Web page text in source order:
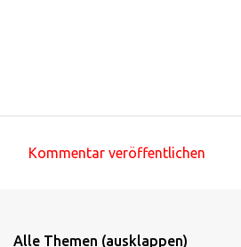
Kommentar veröffentlichen
Alle Themen (ausklappen)